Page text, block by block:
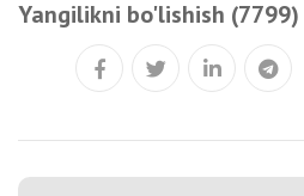
Yangilikni bo'lishish (7799)